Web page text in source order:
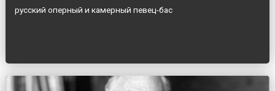
русский оперный и камерный певец-бас